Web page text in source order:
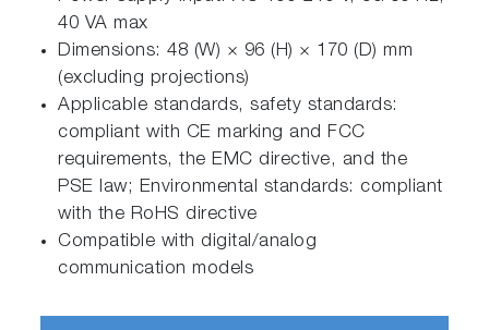
40 VA max
Dimensions: 48 (W) × 96 (H) × 170 (D) mm
(excluding projections)
Applicable standards, safety standards:
compliant with CE marking and FCC
requirements, the EMC directive, and the
PSE law; Environmental standards: compliant
with the RoHS directive
Compatible with digital/analog
communication models